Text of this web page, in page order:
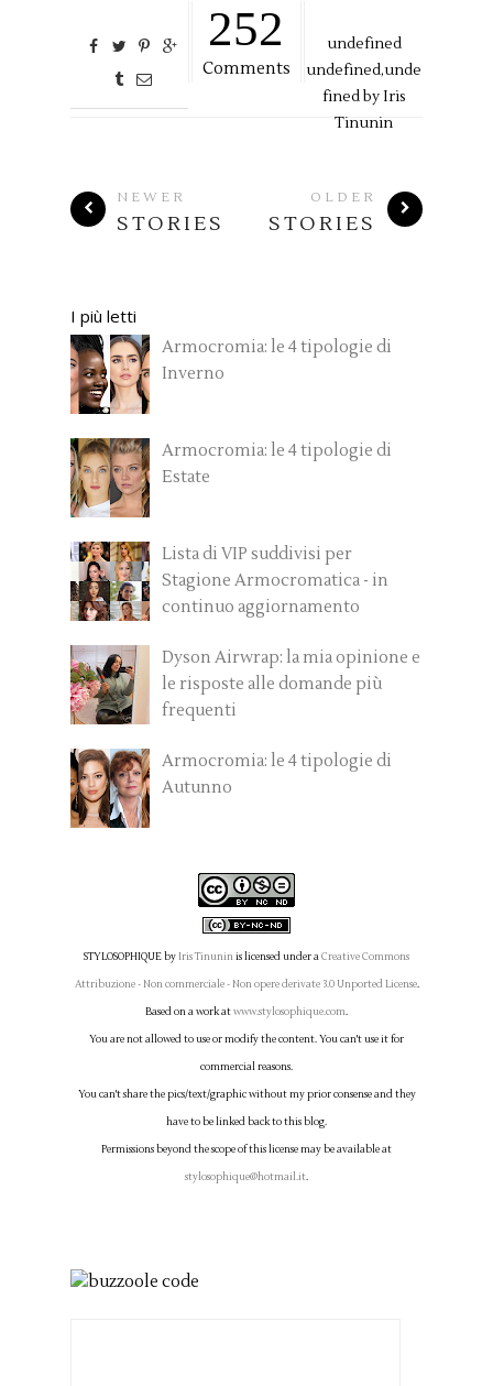
252
Comments
undefined
undefined,unde
fined byIris
Tinunin
NEWER
STORIES
OLDER
STORIES
I più letti
Armocromia: le 4 tipologie di
Inverno
Armocromia: le 4 tipologie di
Estate
Lista di VIP suddivisi per
Stagione Armocromatica - in
continuo aggiornamento
Dyson Airwrap: la mia opinione e
le risposte alle domande più
frequenti
Armocromia: le 4 tipologie di
Autunno
STYLOSOPHIQUEbyIris Tinuninis licensed under aCreative Commons
Attribuzione - Non commerciale - Non opere derivate 3.0 Unported License.
Based on a work atwww.stylosophique.com.
You are not allowed to use or modify the content. You can't use it for
commercial reasons.
You can't share the pics/text/graphic without my prior consense and they
have to be linked back to this blog.
Permissions beyond the scope of this license may be available at
stylosophique@hotmail.it.